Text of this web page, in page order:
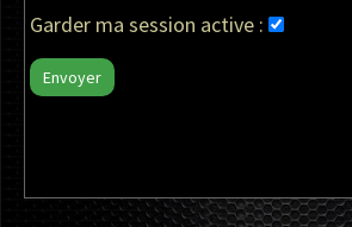
Garder ma session active :
Envoyer